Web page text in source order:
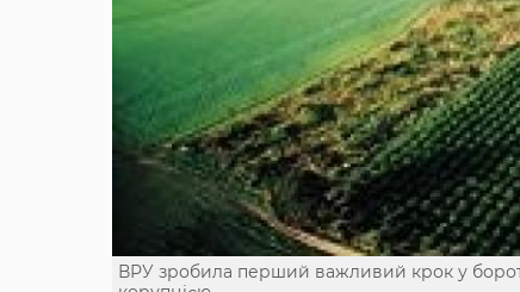
ВРУ зробила перший важливий крок у